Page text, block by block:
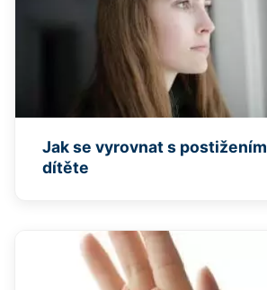
Jak se vyrovnat s postižením
dítěte